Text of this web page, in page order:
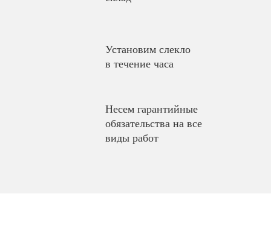
Установим слекло
в течение часа
Несем гарантийные
обязательства на все
виды работ